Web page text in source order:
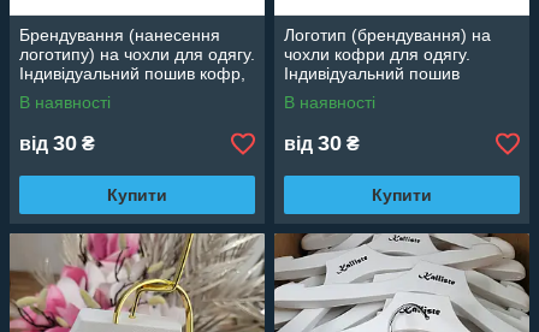
Брендування (нанесення
логотипу) на чохли для одягу.
Індивідуальний пошив кофр,
чохлів
В наявності
від 30 ₴
Купити
Логотип (брендування) на
чохли кофри для одягу.
Індивідуальний пошив
В наявності
від 30 ₴
Купити